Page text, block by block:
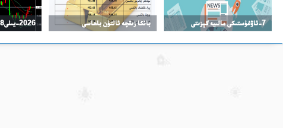
7-ئاۋغۇستىكى مالىيە گېزىتى بانكا زىقچە ئالتۇن باھاسى